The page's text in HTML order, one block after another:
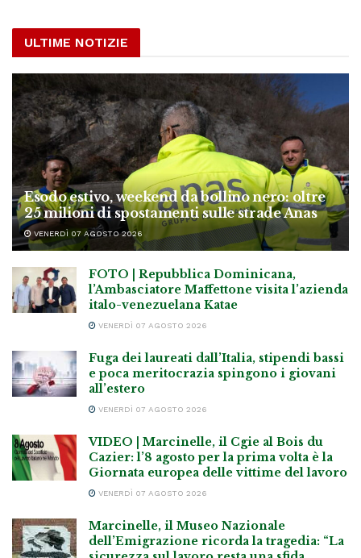
ULTIME NOTIZIE
Esodo estivo, weekend da bollino nero: oltre
25 milioni di spostamenti sulle strade Anas
VENERDÌ 07 AGOSTO 2026
FOTO | Repubblica Dominicana,
l’Ambasciatore Maffettone visita l’azienda
italo-venezuelana Katae
VENERDÌ 07 AGOSTO 2026
Fuga dei laureati dall’Italia, stipendi bassi
e poca meritocrazia spingono i giovani
all’estero
VENERDÌ 07 AGOSTO 2026
VIDEO | Marcinelle, il Cgie al Bois du
Cazier: l’8 agosto per la prima volta è la
Giornata europea delle vittime del lavoro
VENERDÌ 07 AGOSTO 2026
Marcinelle, il Museo Nazionale
dell’Emigrazione ricorda la tragedia: “La